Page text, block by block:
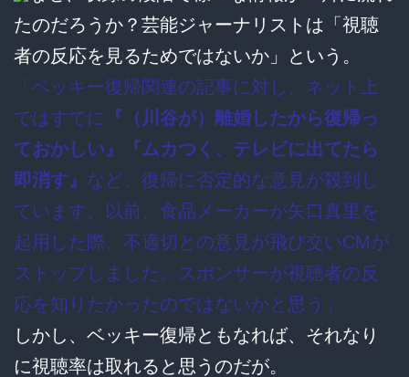
たのだろうか？芸能ジャーナリストは「視聴
者の反応を見るためではないか」という。
「ベッキー復帰関連の記事に対し、ネット上
ではすでに
『（川谷が）離婚したから復帰っ
ておかしい』『ムカつく、テレビに出てたら
即消す』 など、復帰に否定的な意見が殺到し
ています。以前、食品メーカーが矢口真里を
起用した際、不適切との意見が飛び交いCMが
ストップしました。スポンサーが視聴者の反
応を知りたかったのではないかと思う」
しかし、ベッキー復帰ともなれば、それなり
に視聴率は取れると思うのだが。